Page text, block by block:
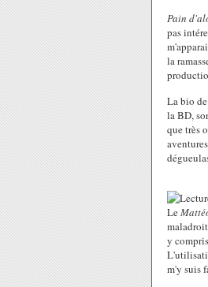
Pain
pas
la
La bio
la BD,
que très
Le
y
m'y suis